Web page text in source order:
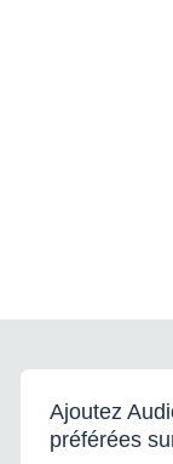
Ajoutez
préférées